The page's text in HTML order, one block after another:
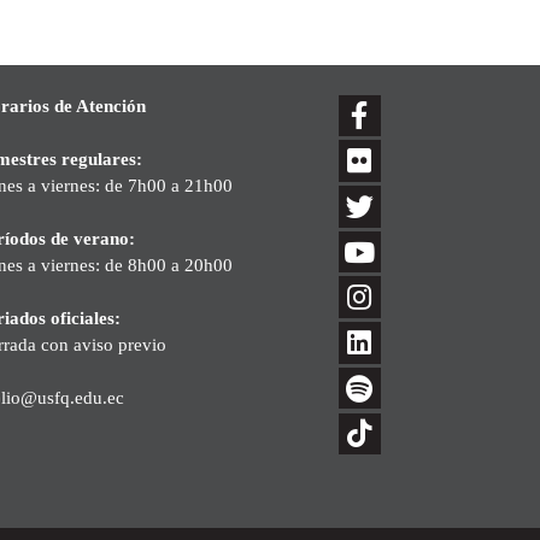
de Atención
regulares:
a viernes: de 7h00 a 21h00
de verano:
a viernes: de 8h00 a 20h00
oficiales:
con aviso previo